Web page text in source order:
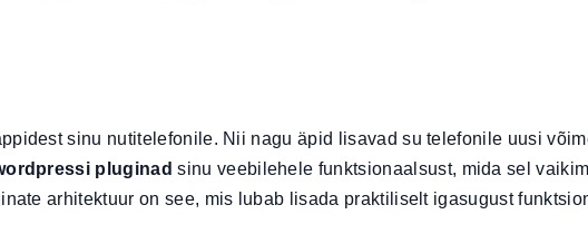
sinu nutitelefonile. Nii nagu äpid lisavad su telefonile uusi
pluginad sinu veebilehele funktsionaalsust, mida sel
arhitektuur on see, mis lubab lisada praktiliselt igasugust